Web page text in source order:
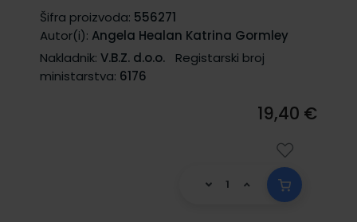
Šifra proizvoda: 556271
Autor(i): Angela Healan Katrina Gormley
Nakladnik: V.B.Z. d.o.o.
Registarski broj
ministarstva: 6176
19,40 €